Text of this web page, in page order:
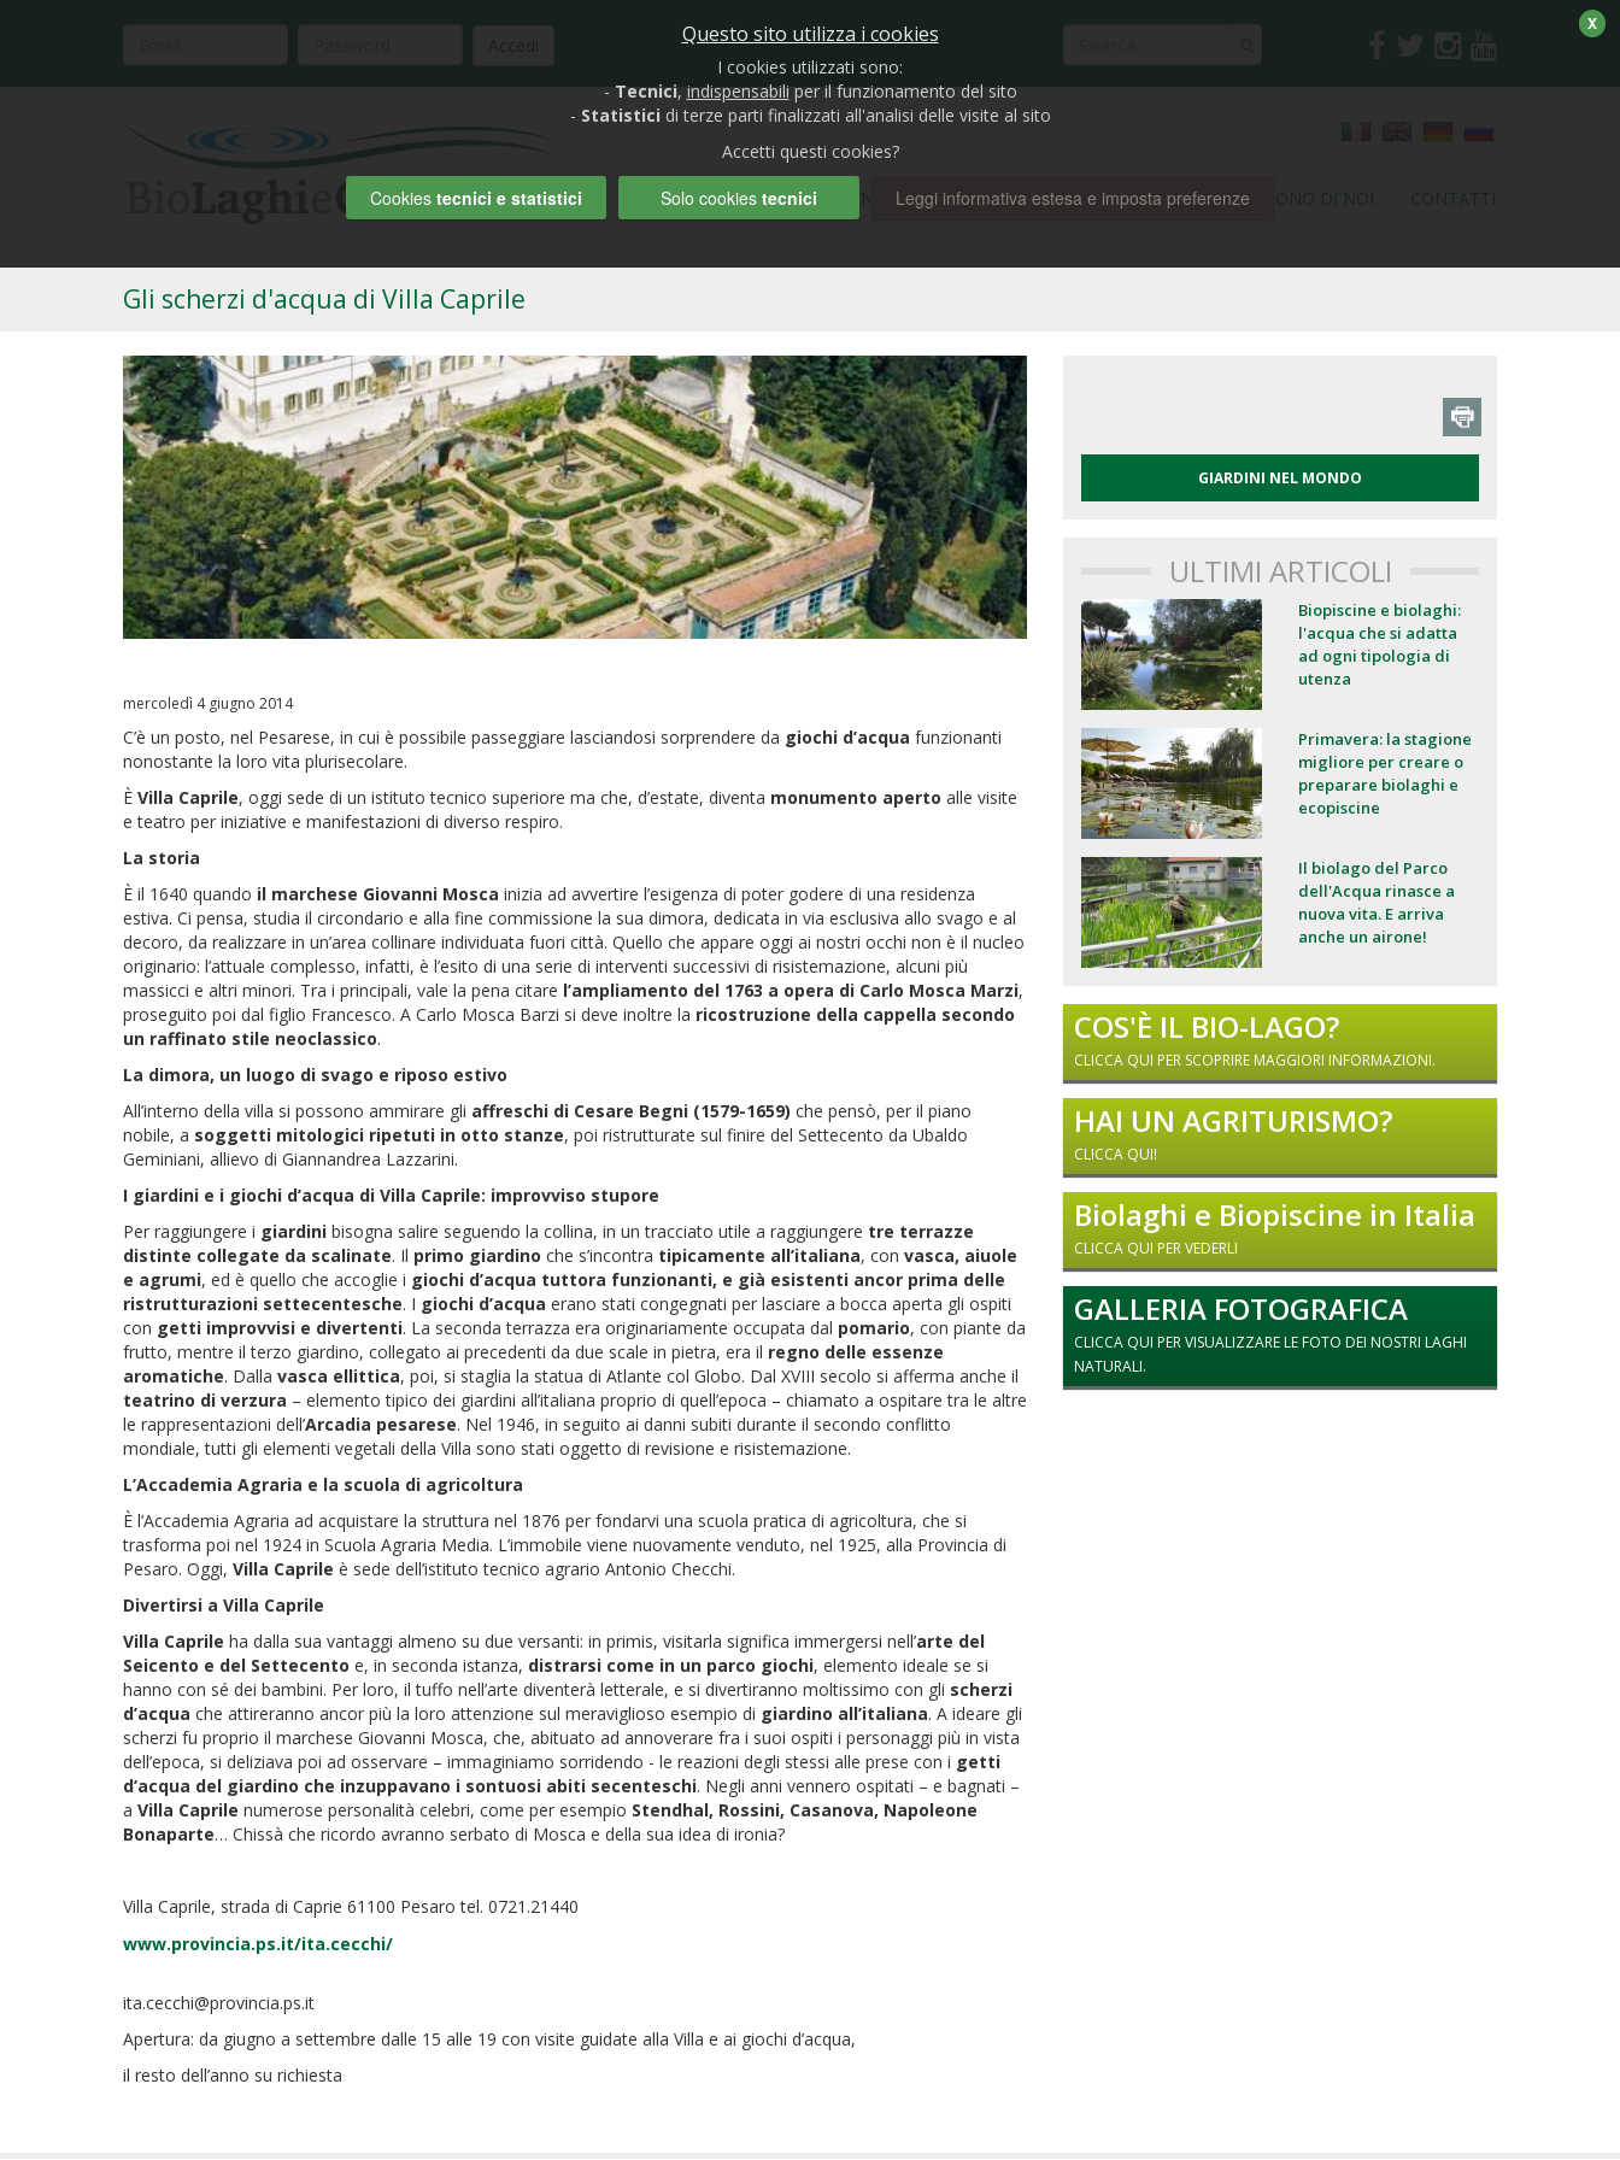
HOME BIOLAGHI E GIARDINI RUBRICHE AUTORI PARTNER DICONO DI NOI CONTATTI
Gli scherzi d'acqua di Villa Caprile
mercoledì 4 giugno 2014
C’è un posto, nel Pesarese, in cui è possibile passeggiare lasciandosi sorprendere da giochi d’acqua funzionanti
nonostante la loro vita plurisecolare.
È Villa Caprile, oggi sede di un istituto tecnico superiore ma che, d’estate, diventa monumento aperto alle visite
e teatro per iniziative e manifestazioni di diverso respiro.
La storia
È il 1640 quando il marchese Giovanni Mosca inizia ad avvertire l’esigenza di poter godere di una residenza
estiva. Ci pensa, studia il circondario e alla fine commissione la sua dimora, dedicata in via esclusiva allo svago e al
decoro, da realizzare in un’area collinare individuata fuori città. Quello che appare oggi ai nostri occhi non è il nucleo
originario: l’attuale complesso, infatti, è l’esito di una serie di interventi successivi di risistemazione, alcuni più
massicci e altri minori. Tra i principali, vale la pena citare l’ampliamento del 1763 a opera di Carlo Mosca Marzi,
proseguito poi dal figlio Francesco. A Carlo Mosca Barzi si deve inoltre la ricostruzione della cappella secondo
un raffinato stile neoclassico.
La dimora, un luogo di svago e riposo estivo
All’interno della villa si possono ammirare gli affreschi di Cesare Begni (1579-1659) che pensò, per il piano
nobile, a soggetti mitologici ripetuti in otto stanze, poi ristrutturate sul finire del Settecento da Ubaldo
Geminiani, allievo di Giannandrea Lazzarini.
I giardini e i giochi d’acqua di Villa Caprile: improvviso stupore
Per raggiungere i giardini bisogna salire seguendo la collina, in un tracciato utile a raggiungere tre terrazze
distinte collegate da scalinate. Il primo giardino che s’incontra tipicamente all’italiana, con vasca, aiuole
e agrumi, ed è quello che accoglie i giochi d’acqua tuttora funzionanti, e già esistenti ancor prima delle
ristrutturazioni settecentesche. I giochi d’acqua erano stati congegnati per lasciare a bocca aperta gli ospiti
con getti improvvisi e divertenti. La seconda terrazza era originariamente occupata dal pomario, con piante da
frutto, mentre il terzo giardino, collegato ai precedenti da due scale in pietra, era il regno delle essenze
aromatiche. Dalla vasca ellittica, poi, si staglia la statua di Atlante col Globo. Dal XVIII secolo si afferma anche il
teatrino di verzura – elemento tipico dei giardini all’italiana proprio di quell’epoca – chiamato a ospitare tra le altre
le rappresentazioni dell’Arcadia pesarese. Nel 1946, in seguito ai danni subiti durante il secondo conflitto
mondiale, tutti gli elementi vegetali della Villa sono stati oggetto di revisione e risistemazione.
L’Accademia Agraria e la scuola di agricoltura
È l’Accademia Agraria ad acquistare la struttura nel 1876 per fondarvi una scuola pratica di agricoltura, che si
trasforma poi nel 1924 in Scuola Agraria Media. L’immobile viene nuovamente venduto, nel 1925, alla Provincia di
Pesaro. Oggi, Villa Caprile è sede dell’istituto tecnico agrario Antonio Checchi.
Divertirsi a Villa Caprile
Villa Caprile ha dalla sua vantaggi almeno su due versanti: in primis, visitarla significa immergersi nell’arte del
Seicento e del Settecento e, in seconda istanza, distrarsi come in un parco giochi, elemento ideale se si
hanno con sé dei bambini. Per loro, il tuffo nell’arte diventerà letterale, e si divertiranno moltissimo con gli scherzi
d’acqua che attireranno ancor più la loro attenzione sul meraviglioso esempio di giardino all’italiana. A ideare gli
scherzi fu proprio il marchese Giovanni Mosca, che, abituato ad annoverare fra i suoi ospiti i personaggi più in vista
dell’epoca, si deliziava poi ad osservare – immaginiamo sorridendo - le reazioni degli stessi alle prese con i getti
d’acqua del giardino che inzuppavano i sontuosi abiti secenteschi. Negli anni vennero ospitati – e bagnati –
a Villa Caprile numerose personalità celebri, come per esempio Stendhal, Rossini, Casanova, Napoleone
Bonaparte… Chissà che ricordo avranno serbato di Mosca e della sua idea di ironia?
Villa Caprile, strada di Caprie 61100 Pesaro tel. 0721.21440
www.provincia.ps.it/ita.cecchi/
ita.cecchi@provincia.ps.it
Apertura: da giugno a settembre dalle 15 alle 19 con visite guidate alla Villa e ai giochi d’acqua,
il resto dell’anno su richiesta
GIARDINI NEL MONDO
ULTIMI ARTICOLI
Biopiscine e biolaghi:
l'acqua che si adatta
ad ogni tipologia di
utenza
Primavera: la stagione
migliore per creare o
preparare biolaghi e
ecopiscine
Il biolago del Parco
dell'Acqua rinasce a
nuova vita. E arriva
anche un airone!
COS'È IL BIO-LAGO?
CLICCA QUI PER SCOPRIRE MAGGIORI INFORMAZIONI.
HAI UN AGRITURISMO?
CLICCA QUI!
Biolaghi e Biopiscine in Italia
CLICCA QUI PER VEDERLI
GALLERIA FOTOGRAFICA
CLICCA QUI PER VISUALIZZARE LE FOTO DEI NOSTRI LAGHI
NATURALI.
X
Questo sito utilizza i cookies
I cookies utilizzati sono:
-Tecnici,indispensabiliper il funzionamento del sito
- Statistici di terze parti finalizzati all'analisi delle visite al sito
Accetti questi cookies?
Cookies tecnici e statistici Solo cookies tecnici Leggi informativa estesa e imposta preferenze